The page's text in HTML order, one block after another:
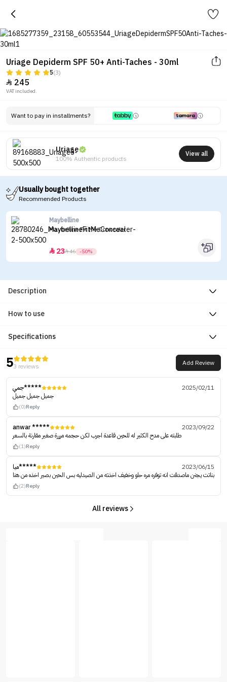
Uriage Depiderm SPF 50+ Anti-Taches - 30ml
5(3)
 245
VAT included.
Want to pay in installments?
Uriage
100% Authentic products
View all
Usually bought together
Recommended Products
Maybelline
Maybelline Fit Me Concealer
 2346 -50%
Description
How to use
Specifications
53 reviews Add Review
جمي*****
2025/02/11
جميل جميل جميل
(0)Reply
anwar *****
2023/09/22
طلبته على مدح الكثير له للحين قاعدة اجرب لكن حجمه مرررة صغير مقارنة بالسعر
(1)Reply
ميا*****
2023/06/15
بناتت يجنن ماصدقت انه توفره مره حلو وخفيف اخذته من الصيدليه بس الحين بصير اخذه من هنا
(2)Reply
All reviews